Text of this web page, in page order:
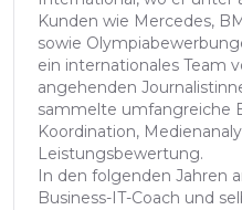
Kunden wie Mercedes,
sowie
ein internationales Team
angehenden
sammelte umfangreiche
Koordination,
Leistungsbewertung.
In den folgenden Jahren
Business-IT-Coach und